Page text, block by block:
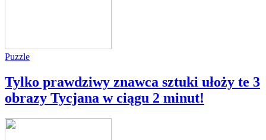
Puzzle
Tylko prawdziwy znawca sztuki ułoży te 3
obrazy Tycjana w ciągu 2 minut!